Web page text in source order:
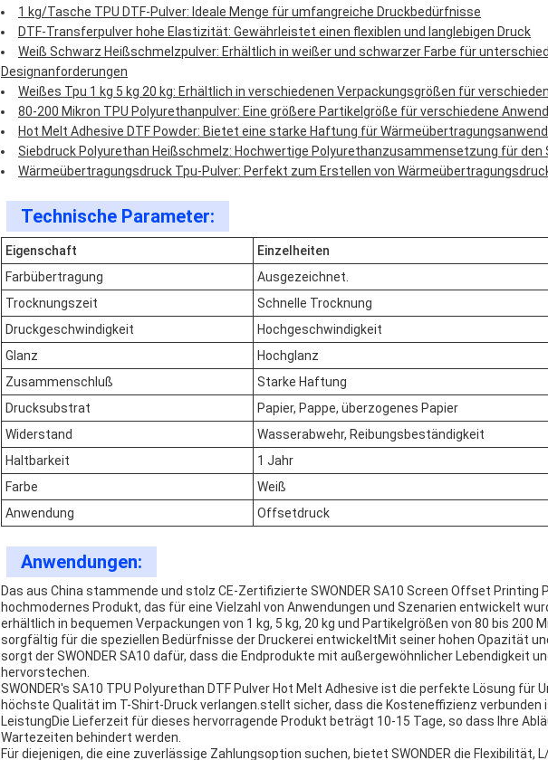
1 kg/Tasche TPU DTF-Pulver: Ideale Menge für umfangreiche Druckbedürfnisse
DTF-Transferpulver hohe Elastizität: Gewährleistet einen flexiblen und langlebigen Druck
Weiß Schwarz Heißschmelzpulver: Erhältlich in weißer und schwarzer Farbe für
Designanforderungen
Weißes Tpu 1 kg 5 kg 20 kg: Erhältlich in verschiedenen Verpackungsgrößen für
80-200 Mikron TPU Polyurethanpulver: Eine größere Partikelgröße für verschiedene
Hot Melt Adhesive DTF Powder: Bietet eine starke Haftung für
Siebdruck Polyurethan Heißschmelz: Hochwertige Polyurethanzusammensetzung für den
Wärmeübertragungsdruck Tpu-Pulver: Perfekt zum Erstellen von
Technische Parameter:
Eigenschaft
Einzelheiten
Farbübertragung
Ausgezeichnet.
Trocknungszeit
Schnelle Trocknung
Druckgeschwindigkeit
Hochgeschwindigkeit
Glanz
Hochglanz
Zusammenschluß
Starke Haftung
Drucksubstrat
Papier, Pappe, überzogenes Papier
Widerstand
Wasserabwehr, Reibungsbeständigkeit
Haltbarkeit
1 Jahr
Farbe
Weiß
Anwendung
Offsetdruck
Anwendungen:
Das aus China stammende und stolz CE-Zertifizierte SWONDER SA10 Screen Offset Printing
hochmodernes Produkt, das für eine Vielzahl von Anwendungen und Szenarien entwickelt
erhältlich in bequemen Verpackungen von 1 kg, 5 kg, 20 kg und Partikelgrößen von 80 bis 200
sorgfältig für die speziellen Bedürfnisse der Druckerei entwickeltMit seiner hohen Opazität
sorgt der SWONDER SA10 dafür, dass die Endprodukte mit außergewöhnlicher Lebendigkeit
hervorstechen.
SWONDER's SA10 TPU Polyurethan DTF Pulver Hot Melt Adhesive ist die perfekte Lösung für
höchste Qualität im T-Shirt-Druck verlangen.stellt sicher, dass die Kosteneffizienz verbunden
LeistungDie Lieferzeit für dieses hervorragende Produkt beträgt 10-15 Tage, so dass Ihre
Wartezeiten behindert werden.
Für diejenigen, die eine zuverlässige Zahlungsoption suchen, bietet SWONDER die Flexibilität,